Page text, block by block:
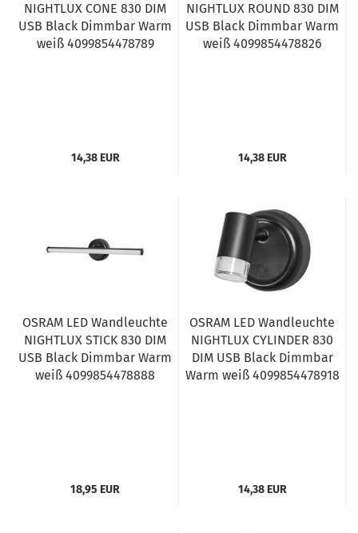
NIGHTLUX CONE 830 DIM
USB Black Dimmbar Warm
weiß 4099854478789
14,38 EUR
NIGHTLUX ROUND 830 DIM
USB Black Dimmbar Warm
weiß 4099854478826
14,38 EUR
OSRAM LED Wandleuchte
NIGHTLUX STICK 830 DIM
USB Black Dimmbar Warm
weiß 4099854478888
18,95 EUR
OSRAM LED Wandleuchte
NIGHTLUX CYLINDER 830
DIM USB Black Dimmbar
Warm weiß 4099854478918
14,38 EUR